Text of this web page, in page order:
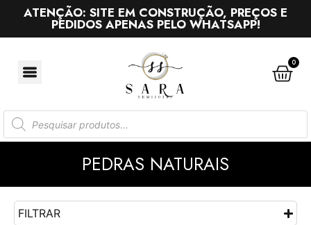
ATENÇÃO: SITE EM CONSTRUÇÃO, PREÇOS E
PEDIDOS APENAS PELO WHATSAPP!
0
PEDRAS NATURAIS
FILTRAR